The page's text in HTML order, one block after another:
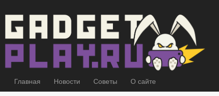
Главная Новости Советы О сайте